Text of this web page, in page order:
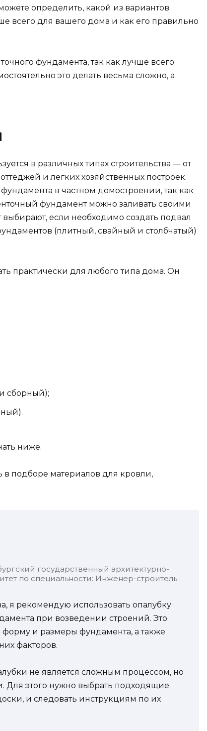
определить, какой из вариантов
всего для вашего дома и как его правильно
фундамента, так как лучше всего
это делать весьма сложно, а
в различных типах строительства — от
и легких хозяйственных построек.
в частном домостроении, так как
фундамент можно заливать своими
если необходимо создать подвал
(плитный, свайный и столбчатый)
практически для любого типа дома. Он
сборный);
ниже.
в подборе материалов для кровли,
государственный архитектурно-
по специальности: Инженер-строитель
я рекомендую использовать опалубку
при возведении строений. Это
и размеры фундамента, а также
факторов.
не является сложным процессом, но
Для этого нужно выбрать подходящие
и следовать инструкциям по их